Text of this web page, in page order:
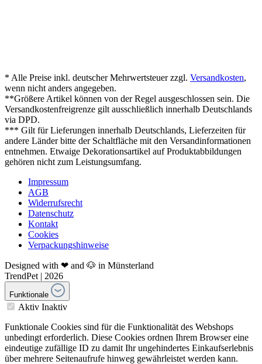
* Alle Preise inkl. deutscher Mehrwertsteuer zzgl. Versandkosten,
wenn nicht anders angegeben.
**Größere Artikel können von der Regel ausgeschlossen sein. Die
Versandkostenfreigrenze gilt ausschließlich innerhalb Deutschlands
via DPD.
*** Gilt für Lieferungen innerhalb Deutschlands, Lieferzeiten für
andere Länder bitte der Schaltfläche mit den Versandinformationen
entnehmen. Etwaige Dekorationsartikel auf Produktabbildungen
gehören nicht zum Leistungsumfang.
Impressum
AGB
Widerrufsrecht
Datenschutz
Kontakt
Cookies
Verpackungshinweise
Designed with ❤ and 🐶 in Münsterland
TrendPet | 2026
Funktionale
Aktiv Inaktiv
Funktionale Cookies sind für die Funktionalität des Webshops
unbedingt erforderlich. Diese Cookies ordnen Ihrem Browser eine
eindeutige zufällige ID zu damit Ihr ungehindertes Einkaufserlebnis
über mehrere Seitenaufrufe hinweg gewährleistet werden kann.